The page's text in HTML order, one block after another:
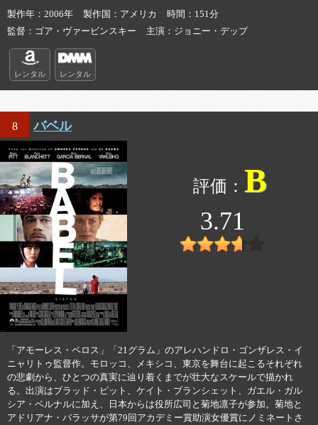
製作年 2006年 製作国 アメリカ 時間
151分
監督
ゴア・ヴァービンスキー 主演 ジョニー・デップ
レンタル レンタル
8 バベル
B
3.71
「アモーレス・ペロス」「21グラム」のアレハンドロ・ゴンザレス・イ
ニャリトゥ監督作。モロッコ、メキシコ、東京を舞台に起こるそれぞれ
の悲劇から、ひとつの真実に辿り着くまでが壮大なスケールで描かれ
る。出演はブラッド・ピット、ケイト・ブランシェット、ガエル・ガル
シア・ベルナルに加え、日本からは役所広司と菊地凛子が参加。菊地と
アドリアナ・バラッサが第79回アカデミー賞助演女優賞にノミネートさ